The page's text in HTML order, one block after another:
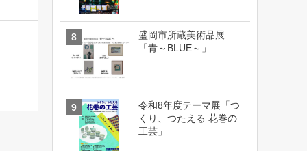
盛岡市所蔵美術品展
「青～BLUE～」
令和8年度テーマ展「つ
くり、つたえる 花巻の
工芸」